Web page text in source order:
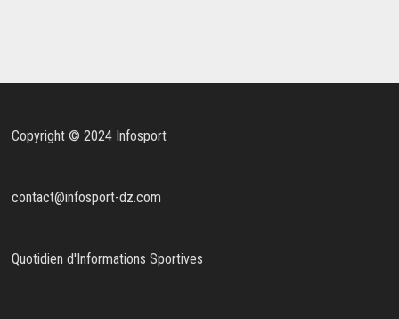
Copyright © 2024 Infosport
contact@infosport-dz.com
Quotidien d'Informations Sportives